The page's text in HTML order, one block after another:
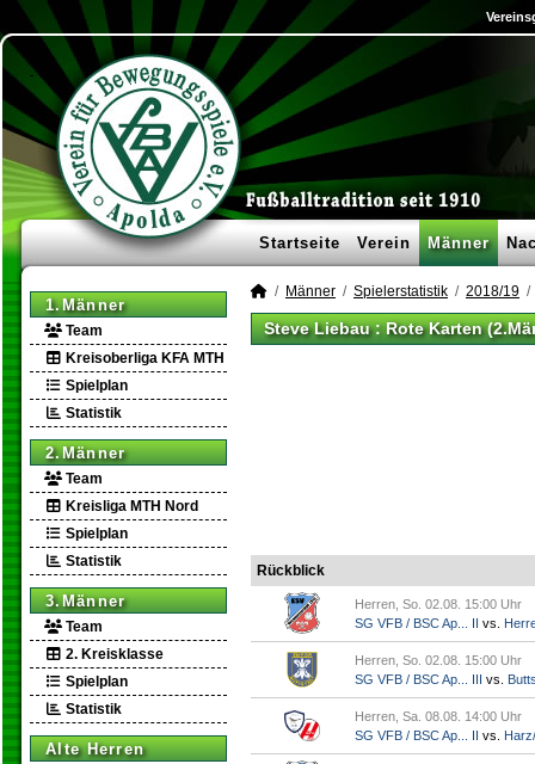
Startseite Verein Männer
1.Männer
Team
Kreisoberliga KFA MTH
Spielplan
Statistik
2.Männer
Team
Kreisliga MTH Nord
Spielplan
Statistik
3.Männer
Team
2. Kreisklasse
Spielplan
Statistik
Alte Herren
Männer Spielerstatistik 2018/19
Steve Liebau : Rote Karten
Rückblick
Herren, So. 02.08. 15:00 Uhr
SG VFB / BSC Ap... II vs.
Herren, So. 02.08. 15:00 Uhr
SG VFB / BSC Ap... III vs.
Herren, Sa. 08.08. 14:00 Uhr
SG VFB / BSC Ap... II vs.